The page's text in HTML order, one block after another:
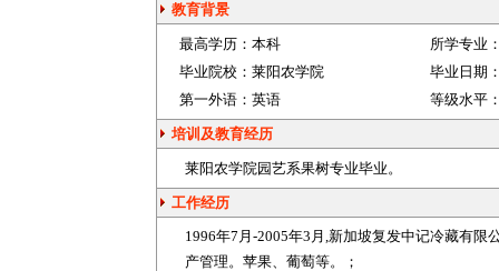
教育背景
最高学历： 本科
所学专业
毕业院校： 莱阳农学院
毕业日期
第一外语： 英语 等级水平
培训及教育经历
莱阳农学院园艺系果树专业毕业。
工作经历
1996年7月-2005年3月,新加坡复发中记冷藏有
产管理。苹果、葡萄等。；